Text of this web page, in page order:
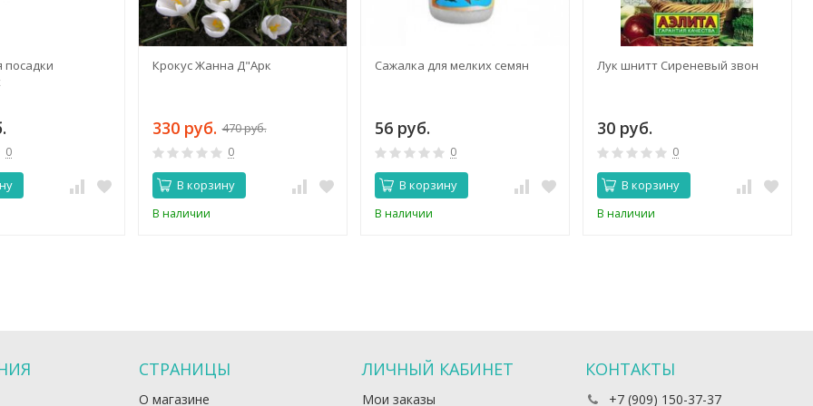
посадки
0
Крокус Жанна Д"Арк
330 руб. 470 руб.
0
В корзину
В наличии
Сажалка для мелких семян
56 руб.
0
В корзину
В наличии
Лук шнитт Сиреневый звон
30 руб.
0
В корзину
В наличии
СТРАНИЦЫ
О магазине
ЛИЧНЫЙ КАБИНЕТ
Мои заказы
КОНТАКТЫ
+7 (909) 150-37-37